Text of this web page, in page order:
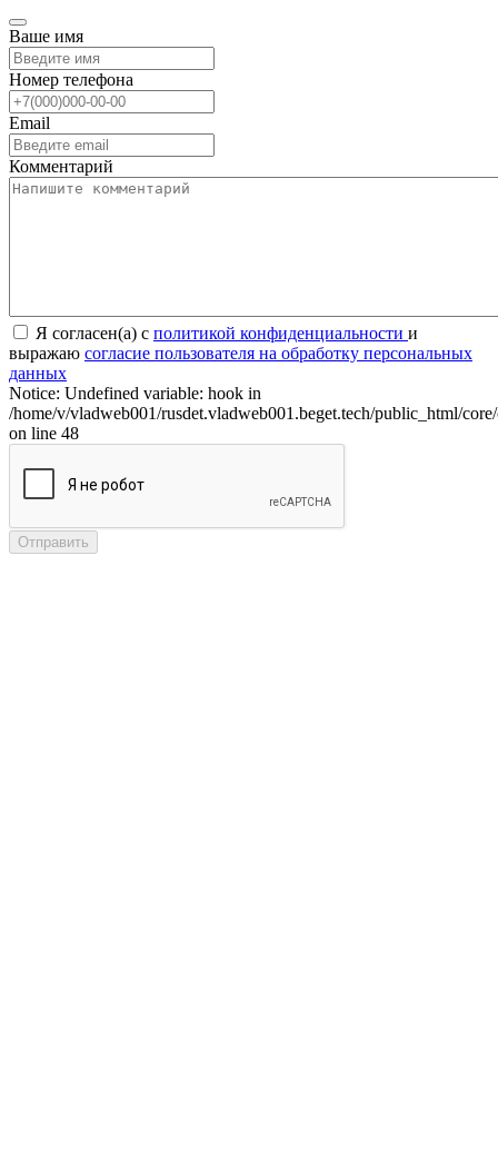
Ваше имя
Номер телефона
Email
Комментарий
Я согласен(а) с политикой конфиденциальности и
выражаю согласие пользователя на обработку персональных
данных
Notice: Undefined variable: hook in
/home/v/vladweb001/rusdet.vladweb001.beget.tech/public_html/
on line 48
Отправить